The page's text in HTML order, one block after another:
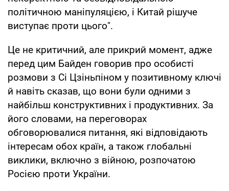
політичною маніпуляцією, і Китай рішуче
виступає проти цього".
Це не критичний, але прикрий момент, адже
перед цим Байден говорив про особисті
розмови з Сі Цзіньпіном у позитивному ключі
й навіть сказав, що вони були одними з
найбільш конструктивних і продуктивних. За
його словами, на переговорах
обговорювалися питання, які відповідають
інтересам обох країн, а також глобальні
виклики, включно з війною, розпочатою
Росією проти України.